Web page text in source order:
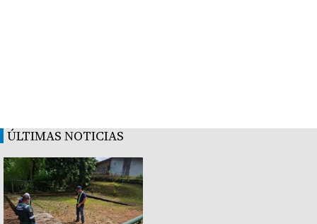
ÚLTIMAS NOTICIAS